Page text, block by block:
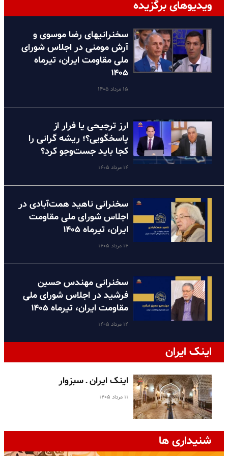
ویدیوهای برگزیده
سخنرانیهای رضا موسوی و
آرش مومنی در اجلاس شورای
ملی مقاومت ایران، تیرماه
۱۴۰۵
۱۵ مرداد ۱۴۰۵
ارز ترجیحی یا فرار از
پاسخگویی؟؛ ریشه گرانی را
کجا باید جست‌وجو کرد؟
۱۴ مرداد ۱۴۰۵
سخنرانی ناهید همت‌آبادی در
اجلاس شورای ملی مقاومت
ایران، تیرماه ۱۴۰۵
۱۴ مرداد ۱۴۰۵
سخنرانی مهندس حسین
فرشید در اجلاس شورای ملی
مقاومت ایران، تیرماه ۱۴۰۵
۱۴ مرداد ۱۴۰۵
اینک ایران
اینک ایران ـ سبزوار
۱۱ مرداد ۱۴۰۵
شنیداری ها